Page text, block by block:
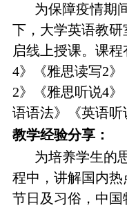
为保障疫情期
下，大学英语教
启线上授课。课
4》《雅思读写2
2》《雅思听说4
语语法》《英语听
教学经验分享：
为培养学生的
程中，讲解国内
节日及习俗，中